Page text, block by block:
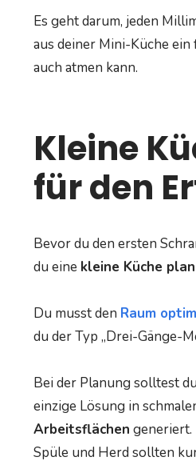
Es geht darum, jeden
aus deiner Mini-Küche
auch atmen kann.
Kleine
für den
Bevor du den ersten
du eine kleine Küche
Du musst den Raum
du der Typ „Drei-Gänge-
Bei der Planung solltest
einzige Lösung in
Arbeitsflächen generiert.
Spüle und Herd sollten